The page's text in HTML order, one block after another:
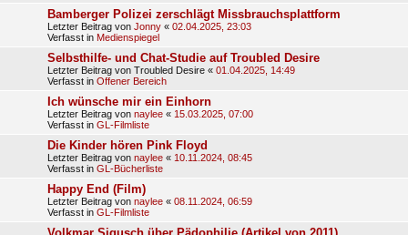
Bamberger Polizei zerschlägt Missbrauchsplattform
Letzter Beitrag von Jonny « 02.04.2025, 23:03
Verfasst in Medienspiegel
Selbsthilfe- und Chat-Studie auf Troubled Desire
Letzter Beitrag von Troubled Desire « 01.04.2025, 14:49
Verfasst in Offener Bereich
Ich wünsche mir ein Einhorn
Letzter Beitrag von naylee « 15.03.2025, 07:00
Verfasst in GL-Filmliste
Die Kinder hören Pink Floyd
Letzter Beitrag von naylee « 10.11.2024, 08:45
Verfasst in GL-Bücherliste
Happy End (Film)
Letzter Beitrag von naylee « 08.11.2024, 06:59
Verfasst in GL-Filmliste
Volkmar Sigusch über Pädophilie (Artikel von 2011)